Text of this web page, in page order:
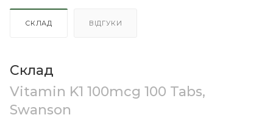
СКЛАД ВІДГУКИ
Склад
Vitamin K1 100mcg 100 Tabs,
Swanson